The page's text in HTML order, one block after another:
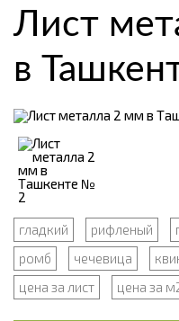
Лист
в
гладкий рифленый
ромб
чечевица
цена за лист
цена за